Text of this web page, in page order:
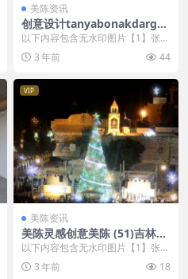
美陈资讯
创意设计tanyabonakdargall
ery美陈创意 (1086)
以下内容包含无水印图片【1】张
，开通会员无障碍浏览 开通VIP会
员 3 年前 44
VIP
美陈资讯
美陈灵感创意美陈 (51)吉林市
美陈PPT
以下内容包含无水印图片【1】张
，开通会员无障碍浏览 开通VIP会
员 3 年前 18